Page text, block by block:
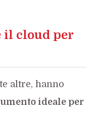
il cloud per
altre, hanno
ideale per